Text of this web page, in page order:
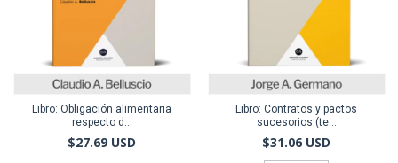
Libro: Obligación alimentaria
respecto d...
$27.69 USD
Libro: Contratos y pactos
sucesorios (te...
$31.06 USD